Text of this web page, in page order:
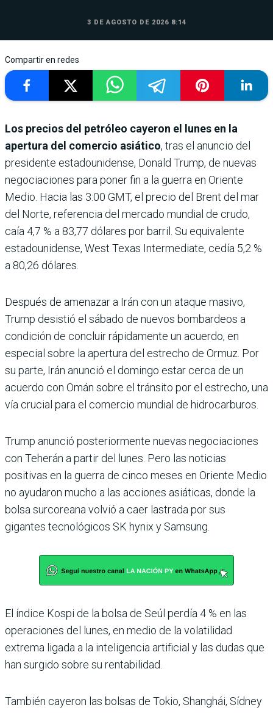
3 DE AGOSTO DE 2026 8:14
Compartir en redes
Los precios del petróleo cayeron el lunes en la
apertura del comercio asiático, tras el anuncio del
presidente estadounidense, Donald Trump, de nuevas
negociaciones para poner fin a la guerra en Oriente
Medio. Hacia las 3:00 GMT, el precio del Brent del mar
del Norte, referencia del mercado mundial de crudo,
caía 4,7 % a 83,77 dólares por barril. Su equivalente
estadounidense, West Texas Intermediate, cedía 5,2 %
a 80,26 dólares.
Después de amenazar a Irán con un ataque masivo,
Trump desistió el sábado de nuevos bombardeos a
condición de concluir rápidamente un acuerdo, en
especial sobre la apertura del estrecho de Ormuz. Por
su parte, Irán anunció el domingo estar cerca de un
acuerdo con Omán sobre el tránsito por el estrecho, una
vía crucial para el comercio mundial de hidrocarburos.
Trump anunció posteriormente nuevas negociaciones
con Teherán a partir del lunes. Pero las noticias
positivas en la guerra de cinco meses en Oriente Medio
no ayudaron mucho a las acciones asiáticas, donde la
bolsa surcoreana volvió a caer lastrada por sus
gigantes tecnológicos SK hynix y Samsung.
El índice Kospi de la bolsa de Seúl perdía 4 % en las
operaciones del lunes, en medio de la volatilidad
extrema ligada a la inteligencia artificial y las dudas que
han surgido sobre su rentabilidad.
También cayeron las bolsas de Tokio, Shanghái, Sídney